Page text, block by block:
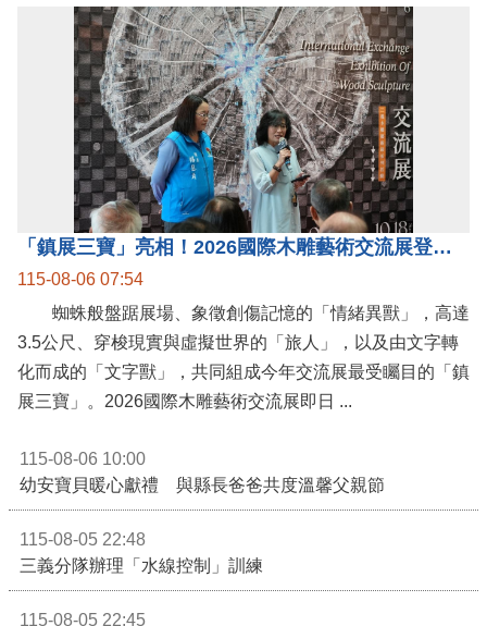
「鎮展三寶」亮相！2026國際木雕藝術交流展登場 國際木雕競賽得獎入圍名單同步揭曉
115-08-06 07:54
蜘蛛般盤踞展場、象徵創傷記憶的「情緒異獸」，高達
3.5公尺、穿梭現實與虛擬世界的「旅人」，以及由文字轉
化而成的「文字獸」，共同組成今年交流展最受矚目的「鎮
展三寶」。2026國際木雕藝術交流展即日 ...
115-08-06 10:00
幼安寶貝暖心獻禮 與縣長爸爸共度溫馨父親節
115-08-05 22:48
三義分隊辦理「水線控制」訓練
115-08-05 22:45